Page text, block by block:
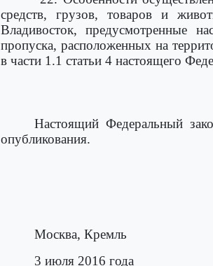
средств, грузов, товаров и
Владивосток, предусмотренные
пропуска, расположенных на
в части 1.1 статьи 4 настоящего
Настоящий Федеральный
опубликования.
Москва, Кремль
3 июля 2016 года